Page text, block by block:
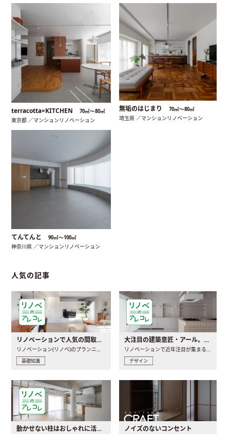
terracotta×KITCHEN 70㎡〜80㎡
東京都 ／マンションリノベーション
無垢のはじまり 70㎡〜80㎡
埼玉県 ／マンションリノベーション
てんてんと 90㎡〜100㎡
神奈川県 ／マンションリノベーション
人気の記事
リノベーションで人気の間取りとは？トレンドの間取りと実例を徹底解説
リノベーション(リノベ)のプランニングで一番最初に決めるのは..
基礎知識
大注目の建築意匠・アール。人気の理由と空間に取り入れるポイント
リノベーションで近年注目が集まる建築意匠の一つであるアール..
デザイン
動かせない柱はおしゃれに活用！柱を魅せるリノベーション(リノベ)4選 ノイズのないコンセント